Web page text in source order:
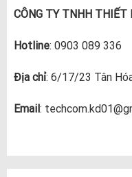
CÔNG TY TNHH THIẾT
Hotline: 0903 089 336
Địa chỉ: 6/17/23 Tân
Email: